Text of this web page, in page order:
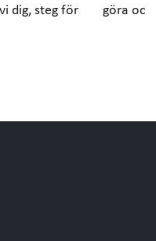
dig, steg för
göra